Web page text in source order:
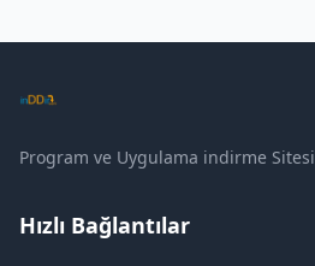
Program ve Uygulama indirme Sitesi
Hızlı Bağlantılar